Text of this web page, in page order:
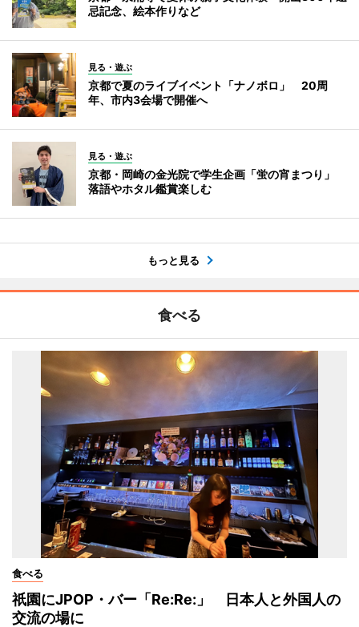
忌記念、絵本作りなど
見る・遊ぶ
京都で夏のライブイベント「ナノボロ」 20周
年、市内3会場で開催へ
見る・遊ぶ
京都・岡崎の金光院で学生企画「蛍の宵まつり」
落語やホタル鑑賞楽しむ
もっと見る
食べる
食べる
祇園にJPOP・バー「Re:Re:」 日本人と外国人の
交流の場に